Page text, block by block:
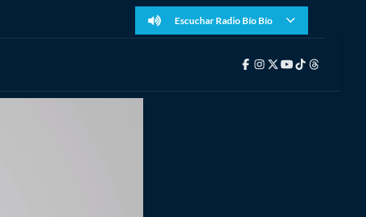
Escuchar Radio Bío Bío